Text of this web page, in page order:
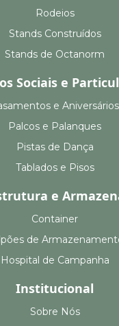
Rodeios
Stands Construídos
Stands de Octanorm
Sociais e
e Aniversários
Palcos e Palanques
Pistas de Dança
Tablados e Pisos
e
Container
de
Hospital de Campanha
Institucional
Sobre Nós